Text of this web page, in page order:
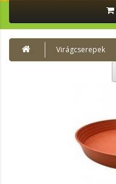
Virágcserepek